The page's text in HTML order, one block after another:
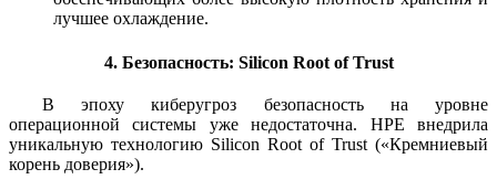
лучшее охлаждение.
4. Безопасность: Silicon Root of Trust
В эпоху киберугроз безопасность на уровне
операционной системы уже недостаточна. HPE внедрила
уникальную технологию Silicon Root of Trust («Кремниевый
корень доверия»).